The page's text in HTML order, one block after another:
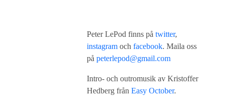
Peter LePod finns på twitter,
instagram och facebook. Maila oss
på peterlepod@gmail.com
Intro- och outromusik av Kristoffer
Hedberg från Easy October.